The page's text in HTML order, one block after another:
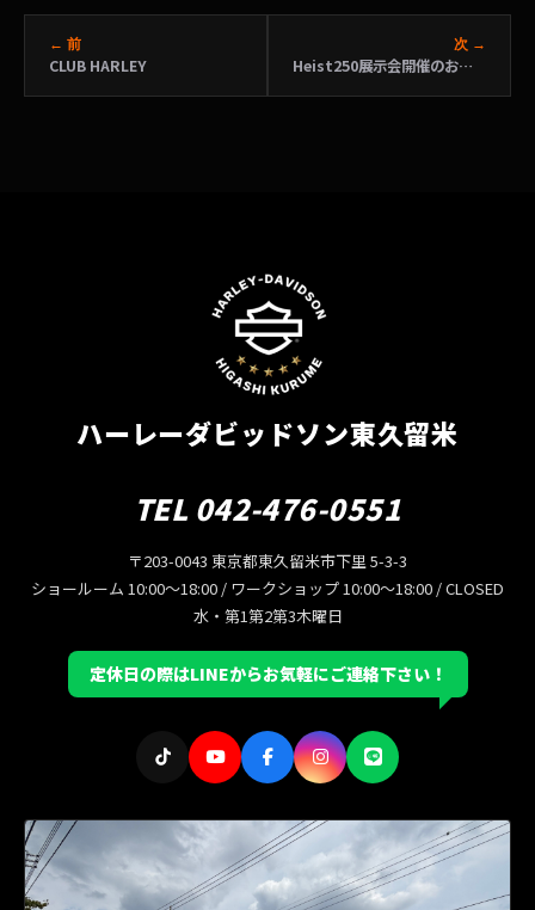
← 前
CLUB HARLEY
次 →
Heist250展示会開催のお知らせ
ハーレーダビッドソン東久留米
TEL 042-476-0551
〒203-0043 東京都東久留米市下里 5-3-3
ショールーム 10:00〜18:00 / ワークショップ 10:00〜18:00 / CLOSED
水・第1第2第3木曜日
定休日の際はLINEからお気軽にご連絡下さい！